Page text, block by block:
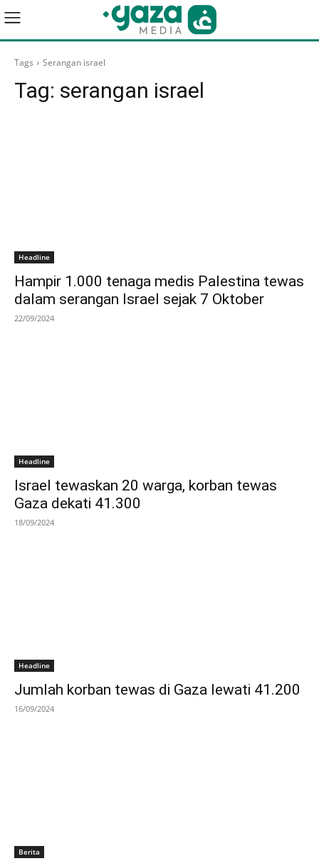
Tags Serangan israel
Tag: serangan israel
Headline
Hampir 1.000 tenaga medis Palestina tewas
dalam serangan Israel sejak 7 Oktober
22/09/2024
Headline
Israel tewaskan 20 warga, korban tewas
Gaza dekati 41.300
18/09/2024
Headline
Jumlah korban tewas di Gaza lewati 41.200
16/09/2024
Berita